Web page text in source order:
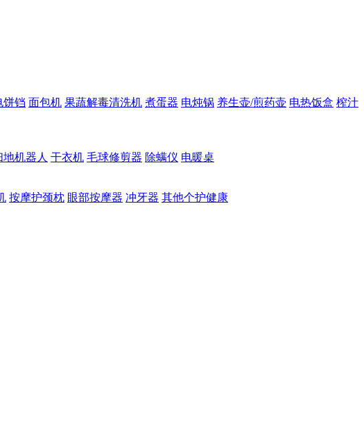
饼铛 面包机 果蔬解毒清洗机 煮蛋器 电炖锅 养生壶/煎药壶 电热饭盒 榨汁
地机器人 干衣机 毛球修剪器 除螨仪 电暖桌
按摩护颈枕 眼部按摩器 冲牙器 其他个护健康